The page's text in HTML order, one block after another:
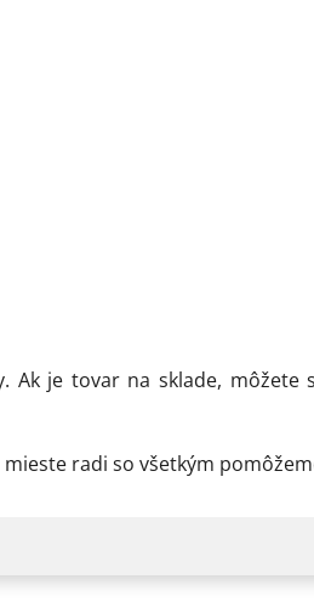
Ak je tovar na sklade, môžete
radi so všetkým